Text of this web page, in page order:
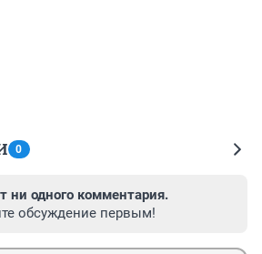
0
ни одного комментария.
обсуждение первым!